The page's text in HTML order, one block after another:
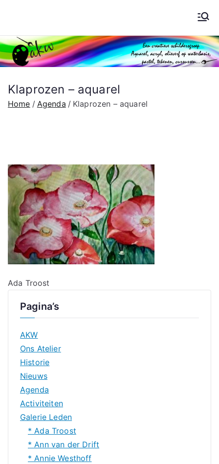
de
inhoud
Schilderen AKW
Klaprozen – aquarel
Home Agenda Klaprozen – aquarel
Ada Troost
Pagina’s
AKW
Ons Atelier
Historie
Nieuws
Agenda
Activiteiten
Galerie Leden
* Ada Troost
* Ann van der Drift
* Annie Westhoff